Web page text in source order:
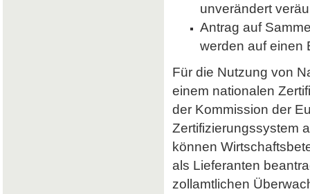
unverändert
Antrag auf
werden auf einen
Für die Nutzung von
einem nationalen
der Kommission der
Zertifizierungssystem
können
als Lieferanten
zollamtlichen